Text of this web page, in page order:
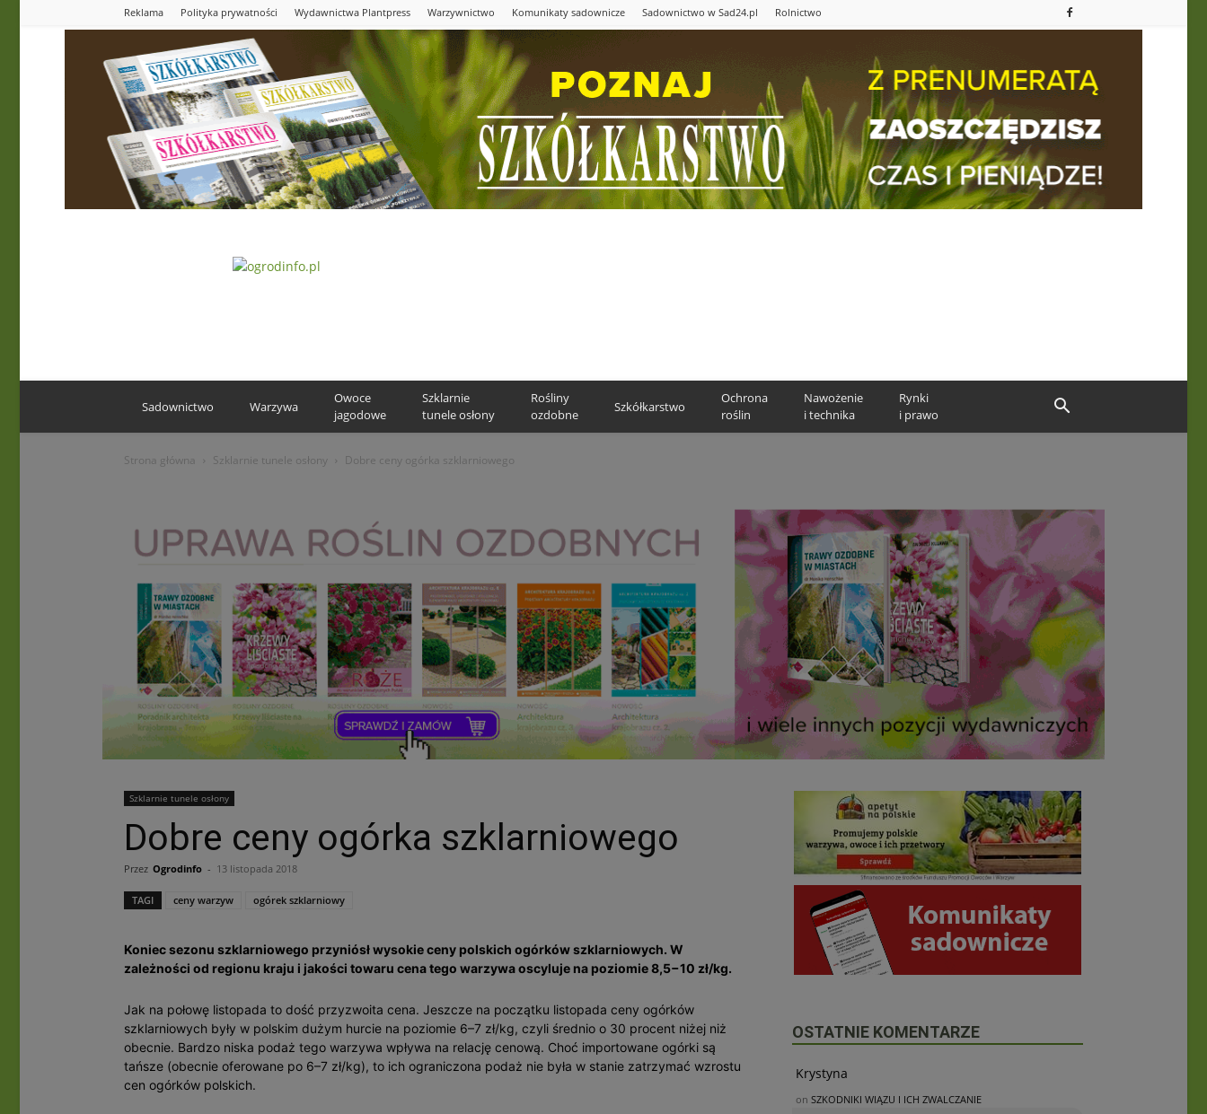
Reklama Polityka prywatności Wydawnictwa Plantpress Warzywnictwo Komunikaty sadownicze Sadownictwo w Sad24.pl Rolnictwo
Sadownictwo Warzywa
Owoce
jagodowe
Szklarnie
tunele osłony
Rośliny
ozdobne
Szkółkarstwo
Ochrona
roślin
Nawożenie
i technika
Rynki
i prawo
Strona główna Szklarnie tunele osłony Dobre ceny ogórka szklarniowego
Szklarnie tunele osłony
Dobre ceny ogórka szklarniowego
Przez Ogrodinfo - 13 listopada 2018
TAGI ceny warzyw ogórek szklarniowy
Koniec sezonu szklarniowego przyniósł wysokie ceny polskich ogórków szklarniowych. W
zależności od regionu kraju i jakości towaru cena tego warzywa oscyluje na poziomie 8,5−10 zł/kg.
Jak na połowę listopada to dość przyzwoita cena. Jeszcze na początku listopada ceny ogórków
szklarniowych były w polskim dużym hurcie na poziomie 6–7 zł/kg, czyli średnio o 30 procent niżej niż
obecnie. Bardzo niska podaż tego warzywa wpływa na relację cenową. Choć importowane ogórki są
tańsze (obecnie oferowane po 6–7 zł/kg), to ich ograniczona podaż nie była w stanie zatrzymać wzrostu
cen ogórków polskich.
OSTATNIE KOMENTARZE
Krystyna
on SZKODNIKI WIĄZU I ICH ZWALCZANIE